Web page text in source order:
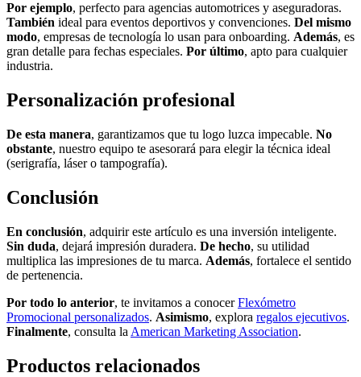
Por ejemplo, perfecto para agencias automotrices y aseguradoras.
También ideal para eventos deportivos y convenciones. Del mismo
modo, empresas de tecnología lo usan para onboarding. Además, es
gran detalle para fechas especiales. Por último, apto para cualquier
industria.
Personalización profesional
De esta manera, garantizamos que tu logo luzca impecable. No
obstante, nuestro equipo te asesorará para elegir la técnica ideal
(serigrafía, láser o tampografía).
Conclusión
En conclusión, adquirir este artículo es una inversión inteligente.
Sin duda, dejará impresión duradera. De hecho, su utilidad
multiplica las impresiones de tu marca. Además, fortalece el sentido
de pertenencia.
Por todo lo anterior, te invitamos a conocerFlexómetro
Promocional personalizados. Asimismo, explora regalos ejecutivos.
Finalmente, consulta la American Marketing Association.
Productos relacionados